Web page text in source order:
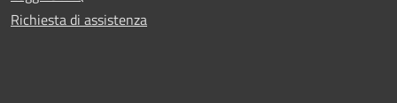
Richiesta di assistenza